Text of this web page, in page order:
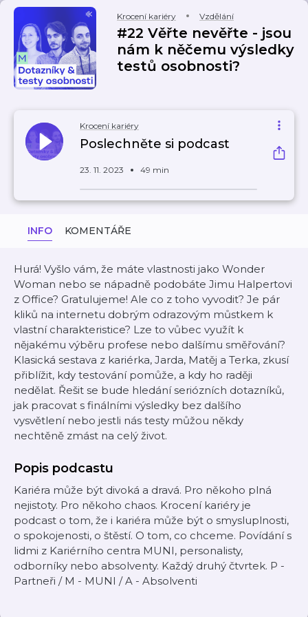
Krocení kariéry Vzdělání
#22 Věřte nevěřte - jsou
nám k něčemu výsledky
testů osobnosti?
Krocení kariéry
Poslechněte si podcast
23. 11. 2023 49 min
INFO KOMENTÁŘE
Hurá! Vyšlo vám, že máte vlastnosti jako Wonder
Woman nebo se nápadně podobáte Jimu Halpertovi
z Office? Gratulujeme! Ale co z toho vyvodit? Je pár
kliků na internetu dobrým odrazovým můstkem k
vlastní charakteristice? Lze to vůbec využít k
nějakému výběru profese nebo dalšímu směřování?
Klasická sestava z kariérka, Jarda, Matěj a Terka, zkusí
přiblížit, kdy testování pomůže, a kdy ho raději
nedělat. Řešit se bude hledání seriózních dotazníků,
jak pracovat s finálními výsledky bez dalšího
vysvětlení nebo jestli nás testy můžou někdy
nechtěně zmást na celý život.
Popis podcastu
Kariéra může být divoká a dravá. Pro někoho plná
nejistoty. Pro někoho chaos. Krocení kariéry je
podcast o tom, že i kariéra může být o smysluplnosti,
o spokojenosti, o štěstí. O tom, co chceme. Povídání s
lidmi z Kariérního centra MUNI, personalisty,
odborníky nebo absolventy. Každý druhý čtvrtek. P -
Partneři / M - MUNI / A - Absolventi